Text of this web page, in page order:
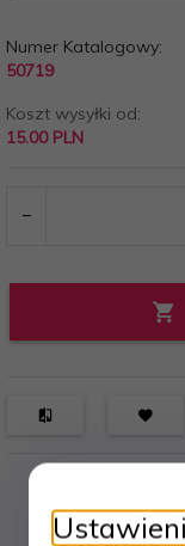
Numer Katalogowy:
50719
Koszt wysyłki od:
15.00 PLN